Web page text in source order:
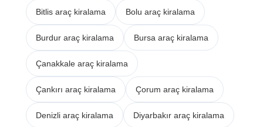
Bitlis araç kiralama Bolu araç kiralama
Burdur araç kiralama Bursa araç kiralama
Çanakkale araç kiralama
Çankırı araç kiralama Çorum araç kiralama
Denizli araç kiralama Diyarbakır araç kiralama